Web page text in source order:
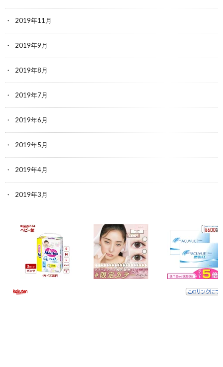
2019年11月
2019年9月
2019年8月
2019年7月
2019年6月
2019年5月
2019年4月
2019年3月